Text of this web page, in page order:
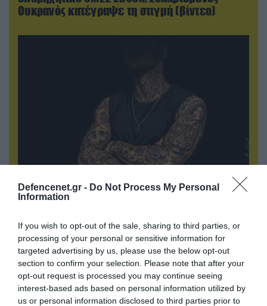
Defencenet.gr - Do Not Process My Personal
Information
If you wish to opt-out of the sale, sharing to third parties, or
processing of your personal or sensitive information for
targeted advertising by us, please use the below opt-out
section to confirm your selection. Please note that after your
opt-out request is processed you may continue seeing
interest-based ads based on personal information utilized by
us or personal information disclosed to third parties prior to
Ουκρανός κατέγραψε τη στιγμή (βίντεο)
08.08.2026 | 09:02
«Η απόλυτη τραγωδία»: Η «αιχμηρή» ανάρτηση